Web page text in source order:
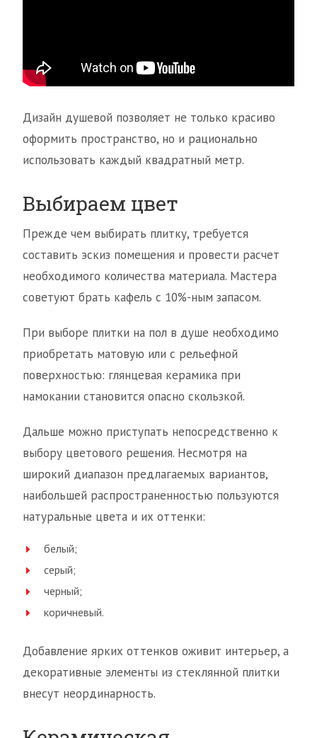
Дизайн душевой позволяет не только красиво
оформить пространство, но и рационально
использовать каждый квадратный метр.
Выбираем цвет
Прежде чем выбирать плитку, требуется
составить эскиз помещения и провести расчет
необходимого количества материала. Мастера
советуют брать кафель с 10%-ным запасом.
При выборе плитки на пол в душе необходимо
приобретать матовую или с рельефной
поверхностью: глянцевая керамика при
намокании становится опасно скользкой.
Дальше можно приступать непосредственно к
выбору цветового решения. Несмотря на
широкий диапазон предлагаемых вариантов,
наибольшей распространенностью пользуются
натуральные цвета и их оттенки:
белый;
серый;
черный;
коричневый.
Добавление ярких оттенков оживит интерьер, а
декоративные элементы из стеклянной плитки
внесут неординарность.